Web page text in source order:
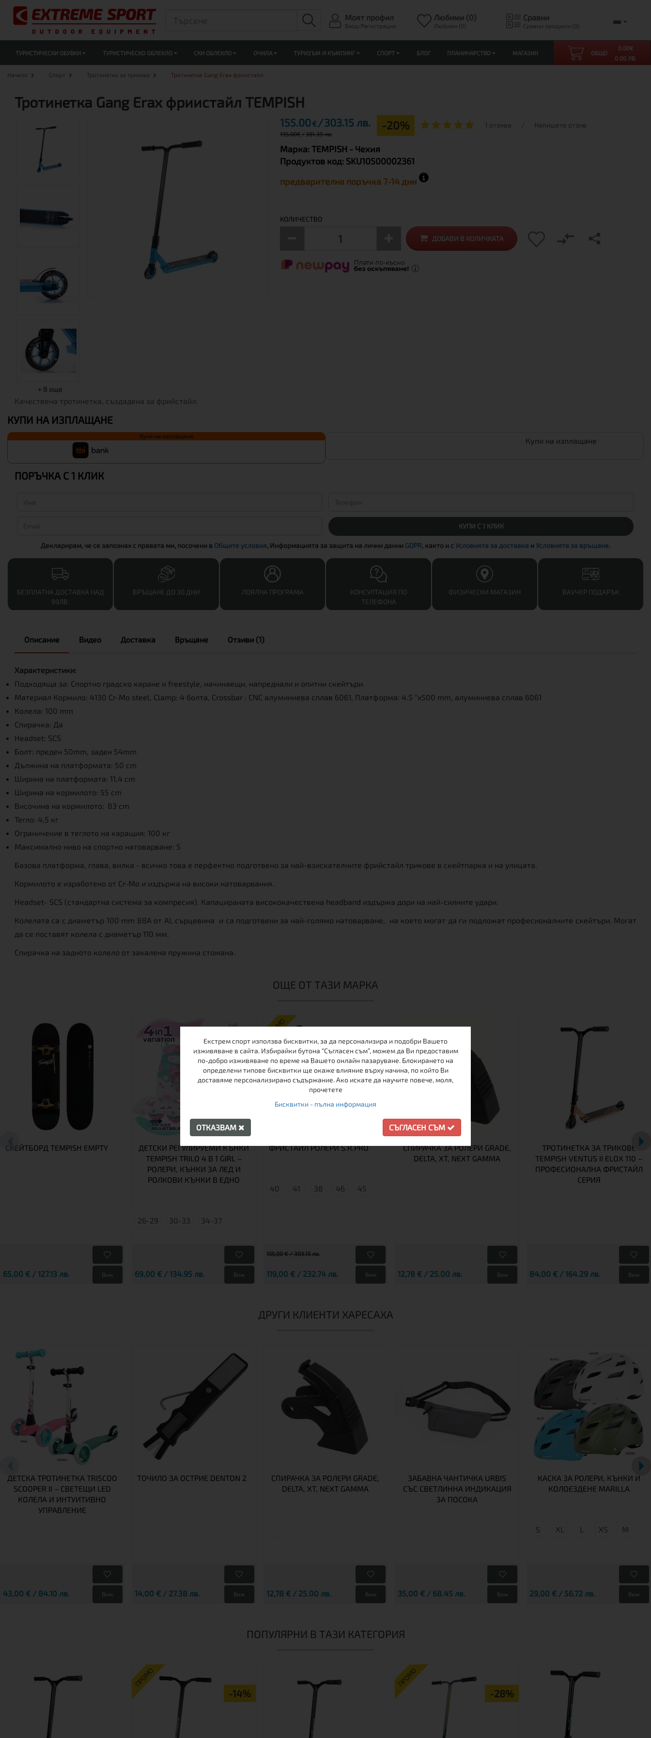
Моят профил
Вход/Регистрация
Любими (0)
Любими (0)
Сравни
Сравни продукти (0)
ТУРИСТИЧЕСКИ ОБУВКИ ТУРИСТИЧЕСКО ОБЛЕКЛО СКИ ОБЛЕКЛО ОЧИЛА ТУРИЗЪМ И КЪМПИНГ СПОРТ БЛОГ ПЛАНИНАРСТВО МАГАЗИН ОБЩО
0.00€
0.00 ЛВ.
Начало Спорт Тротинетки за трикове Тротинетка Gang Erax фриистайл
Тротинетка Gang Erax фриистайл TEMPISH
+ 8 още
Качественa тротинетка, създаденa за фрийстайл.
155.00€ 303.15 лв.
195.00€ 381.39 лв.
-20% 1 отзива / Напишете отзив
Марка:TEMPISH - Чехия
Продуктов код: SKU10500002361
предварителна поръчка 7-14 дни
КОЛИЧЕСТВО
ДОБАВИ В КОЛИЧКАТА
КУПИ НА ИЗПЛАЩАНЕ
Купи на изплащане Купи на изплащане
ПОРЪЧКА С 1 КЛИК
КУПИ С 1 КЛИК
Декларирам, че се запознах с правата ми, посочени в Общите условия, Информацията за защита на лични данни GDPR, както и сУсловията за доставка иУсловията за връщане.
БЕЗПЛАТНА ДОСТАВКА НАД
99ЛВ.
ВРЪЩАНЕ ДО 30 ДНИ ЛОЯЛНА ПРОГРАМА
КОНСУЛТАЦИЯ ПО
ТЕЛЕФОНА
ФИЗИЧЕСКИ МАГАЗИН ВАУЧЕР ПОДАРЪК
Описание Видео Доставка Връщане Отзиви (1)
Характеристики:
Подходяща за: Спортно градско каране и freestyle, начинаещи, напреднали и опитни скейтъри.
Материал Кормило: 4130 Cr-Mo steel, Clamp: 4 болта, Crossbar : CNC алуминиева сплав 6061, Платформа: 4.5 "x500 mm, алуминиева сплав 6061
Колела: 100 mm
Спирачка: Да
Headset: SCS
Болт: преден 50mm, заден 54mm
Дължина на платформата: 50 cm
Ширина на платформата: 11,4 cm
Ширина на кормилото: 55 cm
Височина на кормилото: 83 cm
Тегло: 4,5 кг
Ограничение в теглото на каращия: 100 кг
Максимално ниво на спортно натоварване: 5
Базова платформа, глава, вилка - всичко това е перфектно подготвено за най-взискателните фрийстайл трикове в скейтпарка и на улицата.
Кормилото е изработено от Cr-Mo и издържа на високи натоварвания.
Headset- SCS (стандартна система за компресия). Капацираната висококачествена headband издържа дори на най-силните удари.
Колелата са с диаметър 100 mm 88A от AL сърцевина и са подготвени за най-голямо натоварване, на което могат да ги подложат професионалните скейтъри. Могат
да се поставят колела с диаметър 110 мм.
Спирачка на задното колело от закалена пружина стомана.
ОЩЕ ОТ ТАЗИ МАРКА
СКЕЙТБОРД TEMPISH EMPTY
65,00 € / 127.13 лв. Виж
ДЕТСКИ РЕГУЛИРУЕМИ КЪНКИ
TEMPISH TRILO 4 В 1 GIRL –
РОЛЕРИ, КЪНКИ ЗА ЛЕД И
РОЛКОВИ КЪНКИ В ЕДНО
26-29 30-33 34-37
69,00 € / 134.95 лв. Виж
ПРОМО
-23%
ФРИСТАЙЛ РОЛЕРИ S.R.PRO
40 41 38 46 45
155,00 € / 303.15 лв.
119,00 € / 232.74 лв. Виж
СПИРАЧКА ЗА РОЛЕРИ GRADE,
DELTA, XT, NEXT GAMMA
12,78 € / 25.00 лв. Виж
ТРОТИНЕТКА ЗА ТРИКОВЕ
TEMPISH VENTUS II ELOX 110 –
ПРОФЕСИОНАЛНА ФРИСТАЙЛ
СЕРИЯ
84,00 € / 164.29 лв. Виж
ДРУГИ КЛИЕНТИ ХАРЕСАХА
ДЕТСКА ТРОТИНЕТКА TRISCOO
SCOOPER II – СВЕТЕЩИ LED
КОЛЕЛА И ИНТУИТИВНО
УПРАВЛЕНИЕ
43,00 € / 84.10 лв. Виж
ТОЧИЛО ЗА ОСТРИЕ DENTON 2
14,00 € / 27.38 лв. Виж
СПИРАЧКА ЗА РОЛЕРИ GRADE,
DELTA, XT, NEXT GAMMA
12,78 € / 25.00 лв. Виж
ЗАБАВНА ЧАНТИЧКА URBIS
СЪС СВЕТЛИННА ИНДИКАЦИЯ
ЗА ПОСОКА
35,00 € / 68.45 лв. Виж
КАСКА ЗА РОЛЕРИ, КЪНКИ И
КОЛОЕЗДЕНЕ MARILLA
S XL L XS М
29,00 € / 56.72 лв. Виж
ПОПУЛЯРНИ В ТАЗИ КАТЕГОРИЯ
ПРОМО
-14%
ПРОМО
-28%
Екстрем спорт използва бисквитки, за да персонализира и подобри Вашето
изживяване в сайта. Избирайки бутона “Съгласен съм”, можем да Ви предоставим
по-добро изживяване по време на Вашето онлайн пазаруване. Блокирането на
определени типове бисквитки ще окаже влияние върху начина, по който Ви
доставяме персонализирано съдържание. Ако искате да научите повече, моля,
прочетете
Бисквитки - пълна информация
ОТКАЗВАМ СЪГЛАСЕН СЪМ